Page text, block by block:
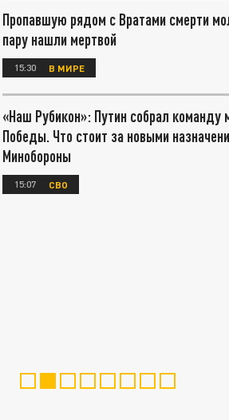
Пропавшую рядом с Вратами смерти
пару нашли мертвой
15:30 В МИРЕ
«Наш Рубикон»: Путин собрал команду
Победы. Что стоит за новыми
Минобороны
15:07 СВО